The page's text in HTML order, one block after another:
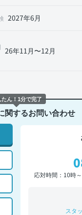
2027年6月
26年11月〜12月
関するお問い合わせ
応対時間：10時
スタ
たん！1分で完了